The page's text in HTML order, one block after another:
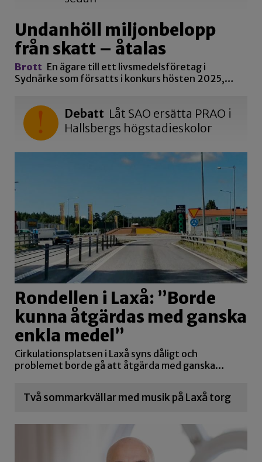
Undanhöll miljonbelopp
från skatt – åtalas
Brott En ägare till ett livsmedelsföretag i
Sydnärke som försatts i konkurs hösten 2025,…
Debatt Låt SAO ersätta PRAO i
Hallsbergs högstadieskolor
Rondellen i Laxå: ”Borde
kunna åtgärdas med ganska
enkla medel”
Cirkulationsplatsen i Laxå syns dåligt och
problemet borde gå att åtgärda med ganska…
Två sommarkvällar med musik på Laxå torg